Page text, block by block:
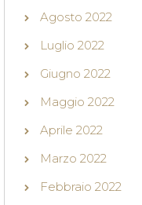
Agosto 2022
Luglio 2022
Giugno 2022
Maggio 2022
Aprile 2022
Marzo 2022
Febbraio 2022